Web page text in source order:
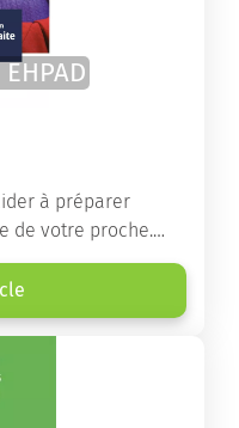
à préparer
de votre proche.
des différents types
conseils pratiques
et à leur faciliter